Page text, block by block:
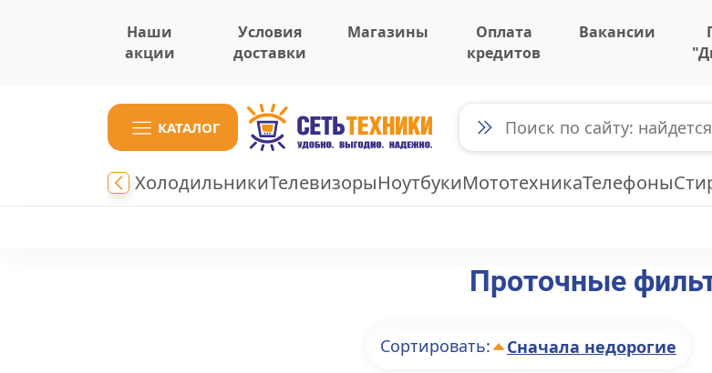
Наши
акции
Условия
доставки
Магазины
Оплата
кредитов
Вакансии
КАТАЛОГ
ХолодильникиТелевизорыНоутбукиМототехникаТелефоны
Проточные
Сортировать: Сначала недорогие